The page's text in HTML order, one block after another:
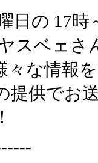
日の 17
スベェ
々な情報
提供でお